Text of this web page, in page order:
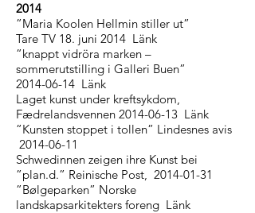
2014
”Maria Koolen Hellmin stiller ut”
Tare TV 18. juni 2014 Länk
”knappt vidröra marken –
sommerutstilling i Galleri Buen”
2014-06-14 Länk
Laget kunst under kreftsykdom,
Fædrelandsvennen 2014-06-13 Länk
”Kunsten stoppet i tollen” Lindesnes avis
2014-06-11
Schwedinnen zeigen ihre Kunst bei
”plan.d.” Reinische Post, 2014-01-31
”Bølgeparken” Norske
landskapsarkitekters foreng Länk